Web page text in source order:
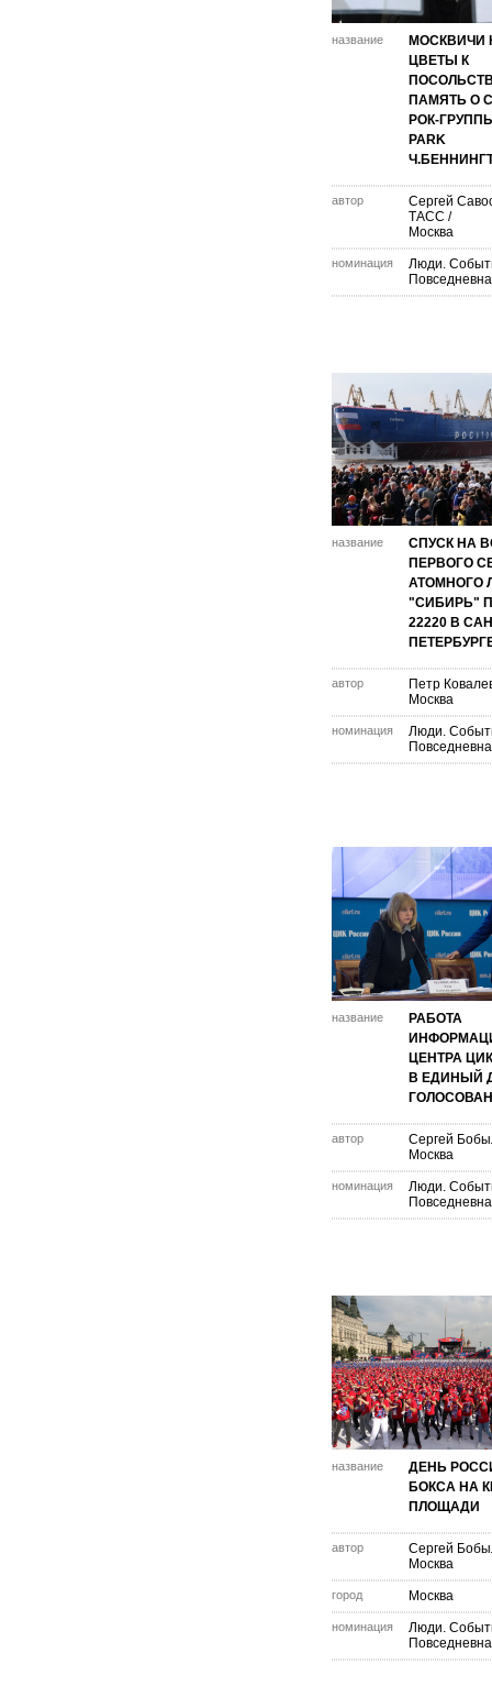
название
МОСКВИЧИ
ЦВЕТЫ К
ПАМЯТЬ О
РОК-
PARK
автор
Сергей
ТАСС /
Москва
номинация
Люди.
название
СПУСК НА
ПЕРВОГО
АТОМНОГО
"СИБИРЬ"
22220 В
автор
Петр
Москва
номинация
Люди.
название
РАБОТА
ЦЕНТРА
В ЕДИНЫЙ
автор
Сергей
Москва
номинация
Люди.
название
ДЕНЬ
БОКСА НА
ПЛОЩАДИ
автор
Сергей
Москва
город Москва
номинация
Люди.